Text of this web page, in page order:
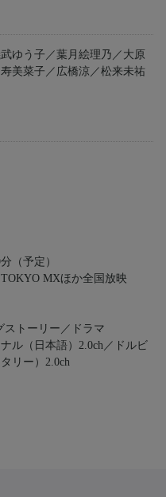
ゆう子／葉月絵理乃／大原
美菜子／広橋涼／松来未祐
（予定）
TOKYO MXほか全国放映
ストーリー／ドラマ
ル（日本語）2.0ch／ドルビ
リー）2.0ch